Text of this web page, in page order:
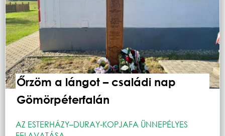
Őrzöm a lángot – családi nap
Gömörpéterfalán
AZ ESTERHÁZY–DURAY-KOPJAFA ÜNNEPÉLYES